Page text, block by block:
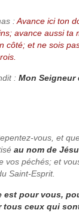
:Avance ici ton
avance aussi ta
côté; et ne sois
: Mon Seigneur
vous, et
au nom de
vos péchés; et
Saint-Esprit.
est pour vous,
tous ceux qui